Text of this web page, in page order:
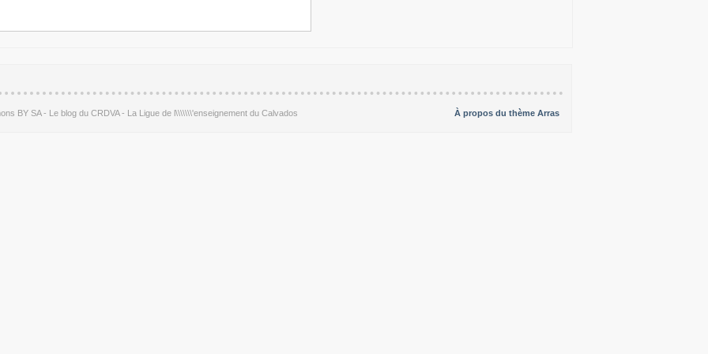
À propos du thème Arras
BY SA - Le blog du CRDVA - La Ligue de l\\\\\\\'enseignement du Calvados